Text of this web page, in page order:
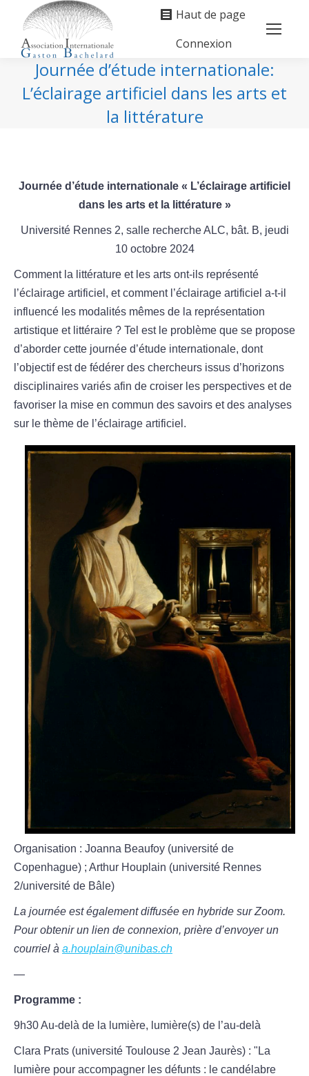
Haut de page
Connexion
Journée d’étude internationale:
L’éclairage artificiel dans les arts et
la littérature
Journée d’étude internationale « L’éclairage artificiel
dans les arts et la littérature »
Université Rennes 2, salle recherche ALC, bât. B, jeudi
10 octobre 2024
Comment la littérature et les arts ont-ils représenté
l’éclairage artificiel, et comment l’éclairage artificiel a-t-il
influencé les modalités mêmes de la représentation
artistique et littéraire ? Tel est le problème que se propose
d’aborder cette journée d’étude internationale, dont
l’objectif est de fédérer des chercheurs issus d’horizons
disciplinaires variés afin de croiser les perspectives et de
favoriser la mise en commun des savoirs et des analyses
sur le thème de l’éclairage artificiel.
Organisation : Joanna Beaufoy (université de
Copenhague) ; Arthur Houplain (université Rennes
2/université de Bâle)
La journée est également diffusée en hybride sur Zoom.
Pour obtenir un lien de connexion, prière d’envoyer un
courriel à a.houplain@unibas.ch
—
Programme :
9h30 Au-delà de la lumière, lumière(s) de l’au-delà
Clara Prats (université Toulouse 2 Jean Jaurès) : "La
lumière pour accompagner les défunts : le candélabre